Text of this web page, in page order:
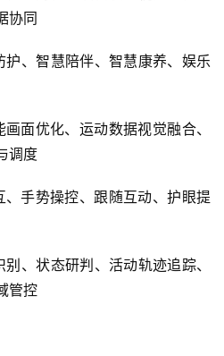
居、智慧商业、安全生产、户
、危险管控、隐患监测、区域
与对位、设备状态视觉巡检、
同
、智慧陪伴、智慧康养、娱乐
面优化、运动数据视觉融合、